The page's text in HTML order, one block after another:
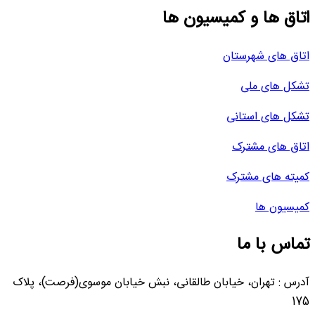
اتاق ها و کمیسیون ها
اتاق های شهرستان
تشکل های ملی
تشکل های استانی
اتاق های مشترک
کمیته های مشترک
کمیسیون ها
تماس با ما
آدرس : تهران، خیابان طالقانی، نبش خیابان موسوی(فرصت)، پلاک
175